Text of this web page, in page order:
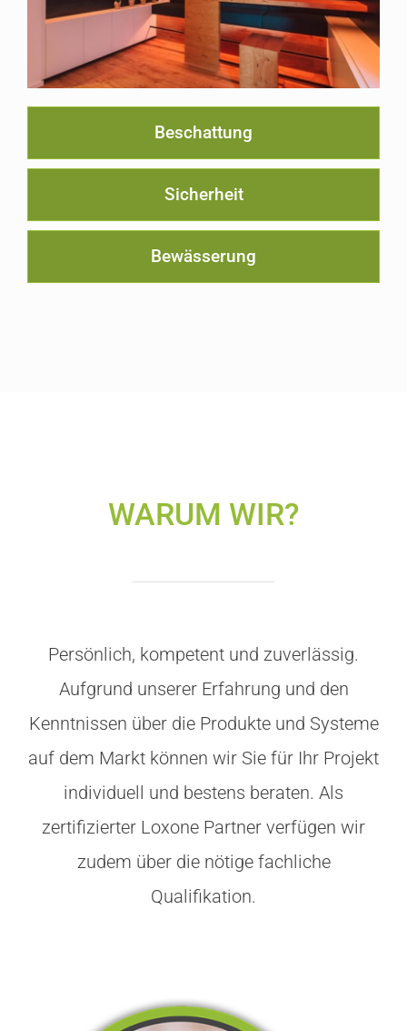
Beschattung
Sicherheit
Bewässerung
WARUM WIR?
Persönlich, kompetent und zuverlässig.
Aufgrund unserer Erfahrung und den
Kenntnissen über die Produkte und Systeme
auf dem Markt können wir Sie für Ihr Projekt
individuell und bestens beraten. Als
zertifizierter Loxone Partner verfügen wir
zudem über die nötige fachliche
Qualifikation.